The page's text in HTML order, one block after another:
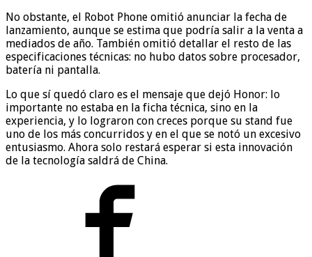
No obstante, el Robot Phone omitió anunciar la fecha de
lanzamiento, aunque se estima que podría salir a la venta a
mediados de año. También omitió detallar el resto de las
especificaciones técnicas: no hubo datos sobre procesador,
batería ni pantalla.
Lo que sí quedó claro es el mensaje que dejó Honor: lo
importante no estaba en la ficha técnica, sino en la
experiencia, y lo lograron con creces porque su stand fue
uno de los más concurridos y en el que se notó un excesivo
entusiasmo. Ahora solo restará esperar si esta innovación
de la tecnología saldrá de China.